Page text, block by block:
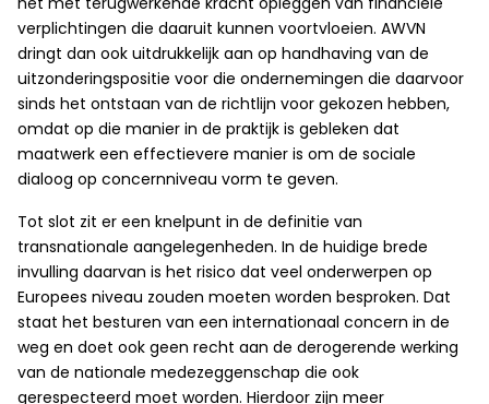
verplichtingen die daaruit kunnen voortvloeien. AWVN
dringt dan ook uitdrukkelijk aan op handhaving van de
uitzonderingspositie voor die ondernemingen die daarvoor
sinds het ontstaan van de richtlijn voor gekozen hebben,
omdat op die manier in de praktijk is gebleken dat
maatwerk een effectievere manier is om de sociale
dialoog op concernniveau vorm te geven.
Tot slot zit er een knelpunt in de definitie van
transnationale aangelegenheden. In de huidige brede
invulling daarvan is het risico dat veel onderwerpen op
Europees niveau zouden moeten worden besproken. Dat
staat het besturen van een internationaal concern in de
weg en doet ook geen recht aan de derogerende werking
van de nationale medezeggenschap die ook
gerespecteerd moet worden. Hierdoor zijn meer